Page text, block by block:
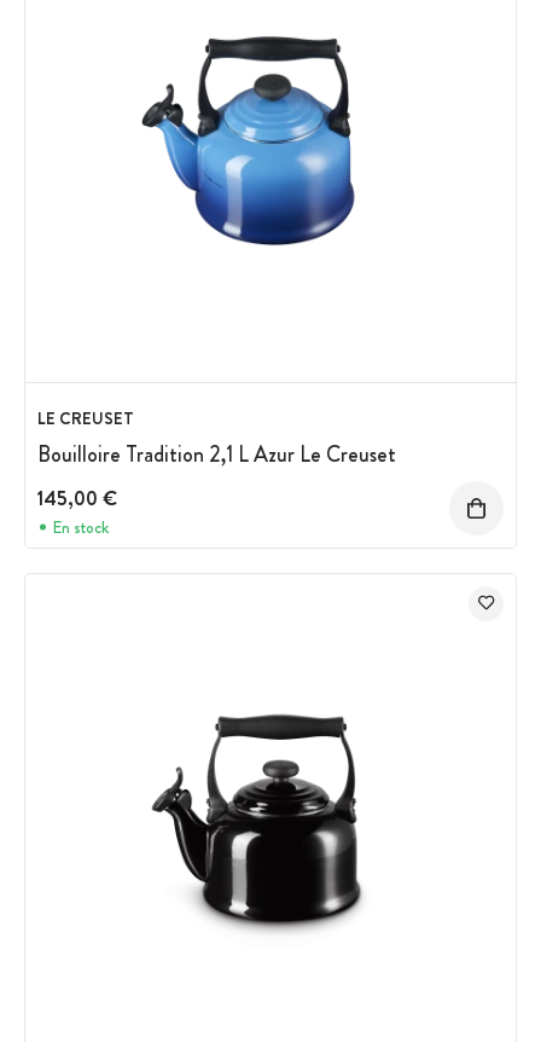
LE CREUSET
Bouilloire Tradition 2,1 L Azur Le Creuset
145,00 €
En stock